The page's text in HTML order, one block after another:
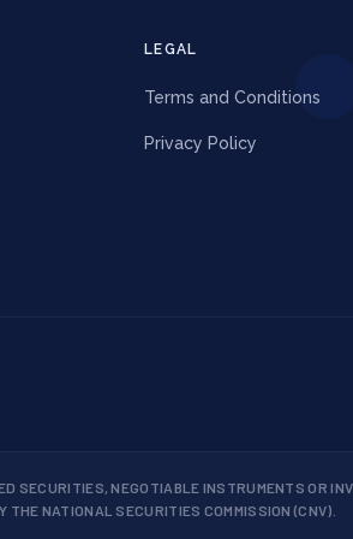
LEGAL
Terms and Conditions
Privacy Policy
SECURITIES, NEGOTIABLE INSTRUMENTS OR
NATIONAL SECURITIES COMMISSION (CNV).